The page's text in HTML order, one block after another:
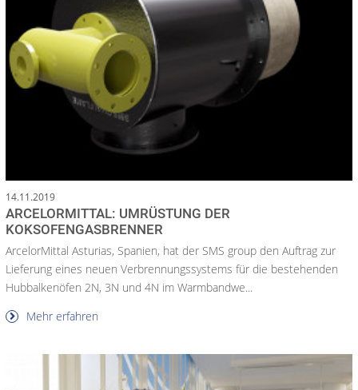
14.11.2019
ARCELORMITTAL: UMRÜSTUNG DER
KOKSOFENGASBRENNER
ArcelorMittal Asturias, Spanien, hat der SMS group den Auftrag zur
Lieferung eines neuen Verbrennungssystems für die bestehenden
Hubbalkenöfen 2N, 3N und 4N im Warmbandwe...
Mehr erfahren